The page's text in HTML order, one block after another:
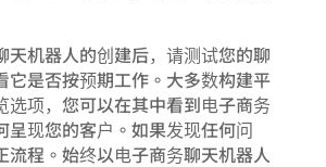
天机器人的创建后，请测试您的聊
它是否按预期工作。大多数构建平
选项，您可以在其中看到电子商务
呈现您的客户。如果发现任何问
流程。始终以电子商务聊天机器人